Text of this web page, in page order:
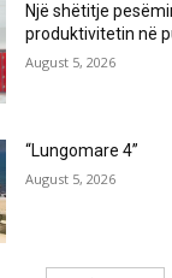
Një shëtitje
produktivitetin në
August 5, 2026
“Lungomare 4”
August 5, 2026